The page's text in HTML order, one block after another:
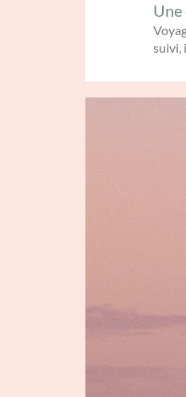
suivi,